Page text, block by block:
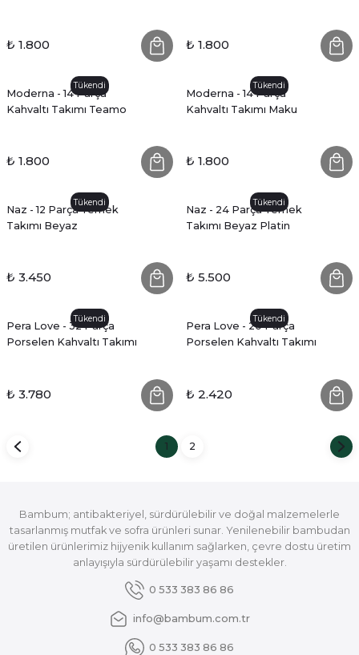
₺ 1.800 ₺ 1.800
Tükendi
Moderna - 14 Parça
Kahvaltı Takımı Teamo
₺ 1.800
Tükendi
Moderna - 14 Parça
Kahvaltı Takımı Maku
₺ 1.800
Tükendi
Naz - 12 Parça Yemek
Takımı Beyaz
₺ 3.450
Tükendi
Naz - 24 Parça Yemek
Takımı Beyaz Platin
₺ 5.500
Tükendi
Pera Love - 32 Parça
Porselen Kahvaltı Takımı
₺ 3.780
Tükendi
Pera Love - 20 Parça
Porselen Kahvaltı Takımı
₺ 2.420
1 2
Bambum; antibakteriyel, sürdürülebilir ve doğal malzemelerle
tasarlanmış mutfak ve sofra ürünleri sunar. Yenilenebilir bambudan
üretilen ürünlerimiz hijyenik kullanım sağlarken, çevre dostu üretim
anlayışıyla sürdürülebilir yaşamı destekler.
0 533 383 86 86
info@bambum.com.tr
0 533 383 86 86